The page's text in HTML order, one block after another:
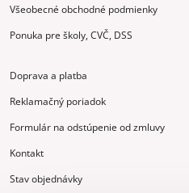
Všeobecné obchodné podmienky
Ponuka pre školy, CVČ, DSS
Doprava a platba
Reklamačný poriadok
Formulár na odstúpenie od zmluvy
Kontakt
Stav objednávky